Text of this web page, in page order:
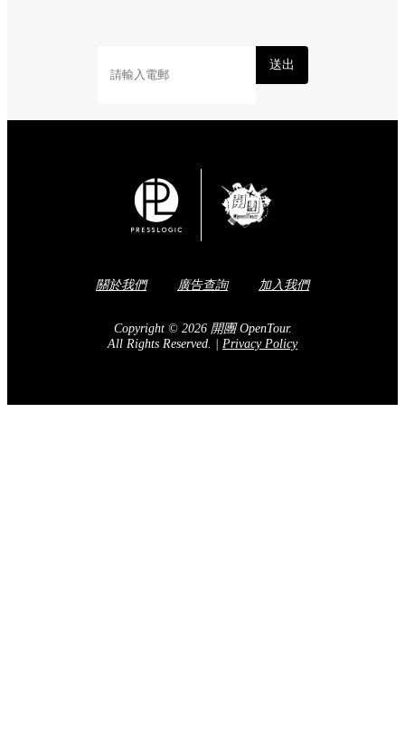
送出
關於我們 廣告查詢 加入我們
Copyright © 2026 開團 OpenTour.
All Rights Reserved. | Privacy Policy